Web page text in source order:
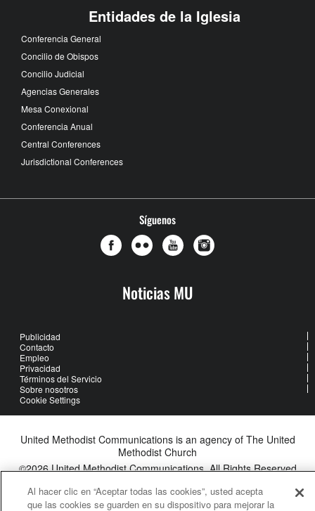
Entidades de la Iglesia
Conferencia General
Concilio de Obispos
Concilio Judicial
Agencias Generales
Mesa Conexional
Conferencia Anual
Central Conferences
Jurisdictional Conferences
Síguenos
Noticias MU
Publicidad
Contacto
Empleo
Privacidad
Términos del Servicio
Sobre nosotros
Cookie Settings
United Methodist Communications is an agency of The United
Methodist Church
©2026United Methodist Communications. All Rights Reserved
Al hacer clic en “Aceptar todas las cookies”, usted acepta
que las cookies se guarden en su dispositivo para mejorar la